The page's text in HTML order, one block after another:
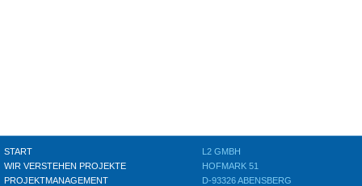
START
WIR VERSTEHEN PROJEKTE
PROJEKTMANAGEMENT
L2 GMBH
HOFMARK 51
D-93326 ABENSBERG